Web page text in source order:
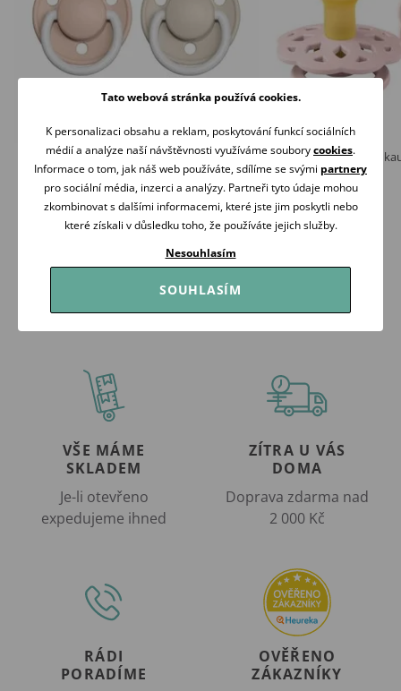
BIBS De Lux Night Dudlíky silikon kulaté
OneSize 2ks Blush/Vanilla
319 Kč
Skladem
BIBS Boheme Dudlík
BLOSSOM
199 Kč
Skladem
VŠE MÁME
SKLADEM
Je-li otevřeno
expedujeme ihned
ZÍTRA U VÁS
DOMA
Doprava zdarma nad
2 000 Kč
RÁDI
PORADÍME
OVĚŘENO
ZÁKAZNÍKY
Tato webová stránka používá cookies.
K personalizaci obsahu a reklam, poskytování funkcí sociálních
médií a analýze naší návštěvnosti využíváme souborycookies.
Informace o tom, jak náš web používáte, sdílíme se svými partnery
pro sociální média, inzerci a analýzy. Partneři tyto údaje mohou
zkombinovat s dalšími informacemi, které jste jim poskytli nebo
které získali v důsledku toho, že používáte jejich služby.
Nesouhlasím
SOUHLASÍM